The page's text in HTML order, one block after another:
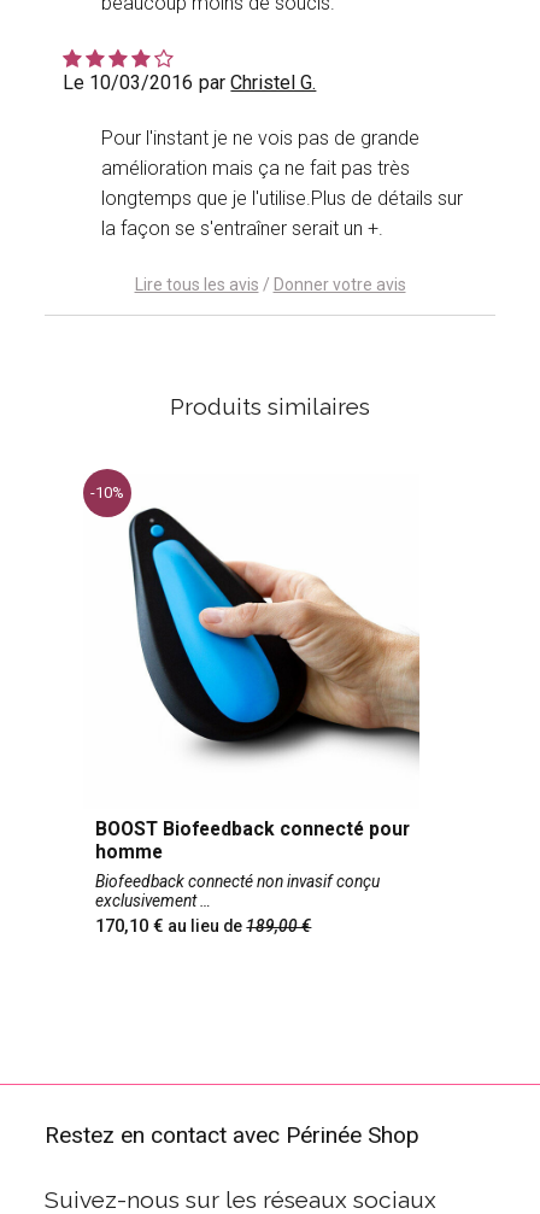
Le 10/03/2016 parChristel G.
Pour l'instant je ne vois pas de grande
amélioration mais ça ne fait pas très
longtemps que je l'utilise.Plus de détails sur
la façon se s'entraîner serait un +.
Lire tous les avis / Donner votre avis
Produits similaires
-10%
BOOST Biofeedback connecté pour
homme
Biofeedback connecté non invasif conçu
exclusivement
170,10 au lieu de189,00
Restez en contact avec Périnée Shop
Suivez-nous sur les réseaux sociaux